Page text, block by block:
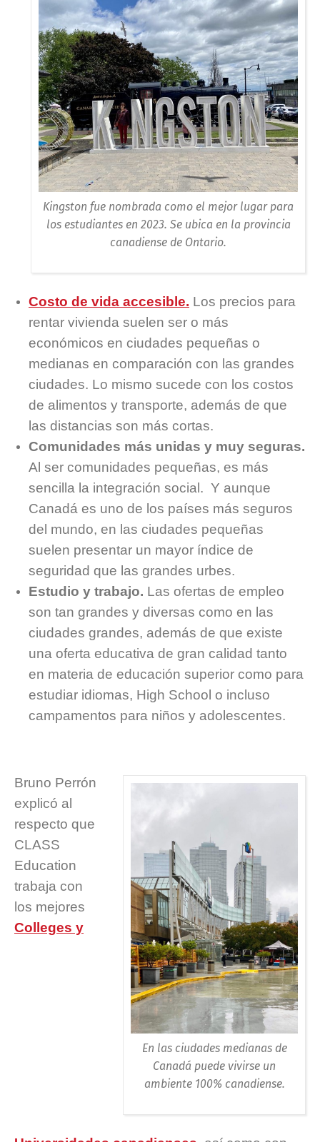
Kingston fue nombrada como el mejor lugar para
los estudiantes en 2023. Se ubica en la provincia
canadiense de Ontario.
Costo de vida accesible. Los precios para
rentar vivienda suelen ser o más
económicos en ciudades pequeñas o
medianas en comparación con las grandes
ciudades. Lo mismo sucede con los costos
de alimentos y transporte, además de que
las distancias son más cortas.
Comunidades más unidas y muy seguras.
Al ser comunidades pequeñas, es más
sencilla la integración social. Y aunque
Canadá es uno de los países más seguros
del mundo, en las ciudades pequeñas
suelen presentar un mayor índice de
seguridad que las grandes urbes.
Estudio y trabajo. Las ofertas de empleo
son tan grandes y diversas como en las
ciudades grandes, además de que existe
una oferta educativa de gran calidad tanto
en materia de educación superior como para
estudiar idiomas, High School o incluso
campamentos para niños y adolescentes.
En las ciudades medianas de
Canadá puede vivirse un
ambiente 100% canadiense.
Bruno Perrón
explicó al
respecto que
CLASS
Education
trabaja con
los mejores
Colleges y